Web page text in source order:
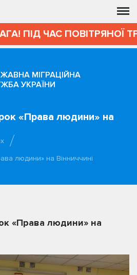
ПІД ЧАС ПОВІТРЯНОЇ
МІГРАЦІЙНА
УКРАЇНИ
«Права людини» на
людини» на Вінниччині
«Права людини» на